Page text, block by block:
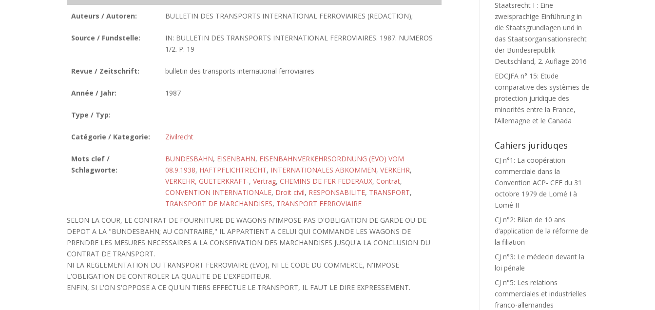
Auteurs / Autoren: BULLETIN DES TRANSPORTS INTERNATIONAL FERROVIAIRES (REDACTION);
Source / Fundstelle:
IN: BULLETIN DES TRANSPORTS INTERNATIONAL FERROVIAIRES. 1987. NUMEROS
1/2. P. 19
Revue / Zeitschrift: bulletin des transports international ferroviaires
Année / Jahr: 1987
Type / Typ:
Catégorie / Kategorie: Zivilrecht
Mots clef /
Schlagworte:
BUNDESBAHN, EISENBAHN, EISENBAHNVERKEHRSORDNUNG (EVO) VOM
08.9.1938, HAFTPFLICHTRECHT, INTERNATIONALES ABKOMMEN, VERKEHR,
VERKEHR, GUETERKRAFT-, Vertrag, CHEMINS DE FER FEDERAUX, Contrat,
CONVENTION INTERNATIONALE, Droit civil, RESPONSABILITE, TRANSPORT,
TRANSPORT DE MARCHANDISES, TRANSPORT FERROVIAIRE
SELON LA COUR, LE CONTRAT DE FOURNITURE DE WAGONS N'IMPOSE PAS D'OBLIGATION DE GARDE OU DE
DEPOT A LA "BUNDESBAHN; AU CONTRAIRE," IL APPARTIENT A CELUI QUI COMMANDE LES WAGONS DE
PRENDRE LES MESURES NECESSAIRES A LA CONSERVATION DES MARCHANDISES JUSQU'A LA CONCLUSION DU
CONTRAT DE TRANSPORT.
NI LA REGLEMENTATION DU TRANSPORT FERROVIAIRE (EVO), NI LE CODE DU COMMERCE, N'IMPOSE
L'OBLIGATION DE CONTROLER LA QUALITE DE L'EXPEDITEUR.
ENFIN, SI L'ON S'OPPOSE A CE QU'UN TIERS EFFECTUE LE TRANSPORT, IL FAUT LE DIRE EXPRESSEMENT.
Staatsrecht I : Eine
zweisprachige Einführung in
die Staatsgrundlagen und in
das Staatsorganisationsrecht
der Bundesrepublik
Deutschland, 2. Auflage 2016
EDCJFA n° 15: Etude
comparative des systèmes de
protection juridique des
minorités entre la France,
l’Allemagne et le Canada
Cahiers juriduqes
CJ n°1: La coopération
commerciale dans la
Convention ACP- CEE du 31
octobre 1979 de Lomé I à
Lomé II
CJ n°2: Bilan de 10 ans
d’application de la réforme de
la filiation
CJ n°3: Le médecin devant la
loi pénale
CJ n°5: Les relations
commerciales et industrielles
franco-allemandes